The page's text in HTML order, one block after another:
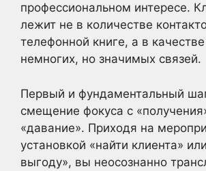
профессиональном интересе.
лежит не в количестве
телефонной книге, а в
немногих, но значимых связей.
Первый и фундаментальный
смещение фокуса с
«давание». Приходя на
установкой «найти клиента»
выгоду», вы неосознанно